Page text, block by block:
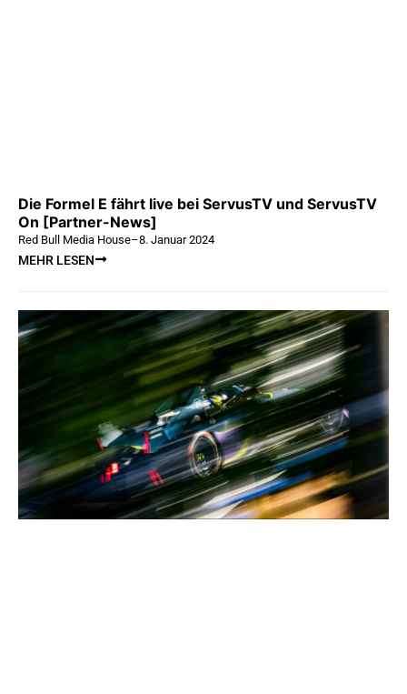
Die Formel E fährt live bei ServusTV und ServusTV
On [Partner-News]
Red Bull Media House–8. Januar 2024
MEHR LESEN